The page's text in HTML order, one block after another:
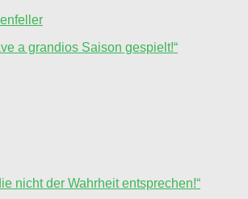
a grandios Saison gespielt!“
nicht der Wahrheit entsprechen!“